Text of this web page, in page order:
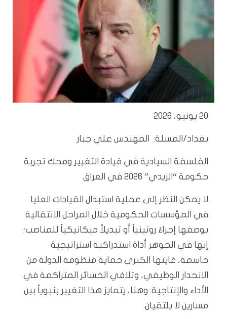
20 يونيو، 2026
بغداد/المسلة: المهندس علي جبار
الفلسفة السيادية في قيادة التغيير ومحك تجربة
حكومة “الزيدي” 2026 في العراق
لا يمكن النظر إلى عملية استبدال القيادات العليا
في المؤسسات الحكومية خلال المراحل الانتقالية
بوصفها إجراءً روتينياً أو تبديلاً ميكانيكياً للمناصب؛
إنها في الجوهر أداة استدراكية استراتيجية
حاسمة، غايتها الكبرى حماية منظومة الدولة من
الانحدار الوظيفي، وتلافي الخسائر المتراكمة في
الأداء والإنتاجية. وهنا، يتمايز هذا التغيير بنيوياً بين
مسارين لا يلتقيان.